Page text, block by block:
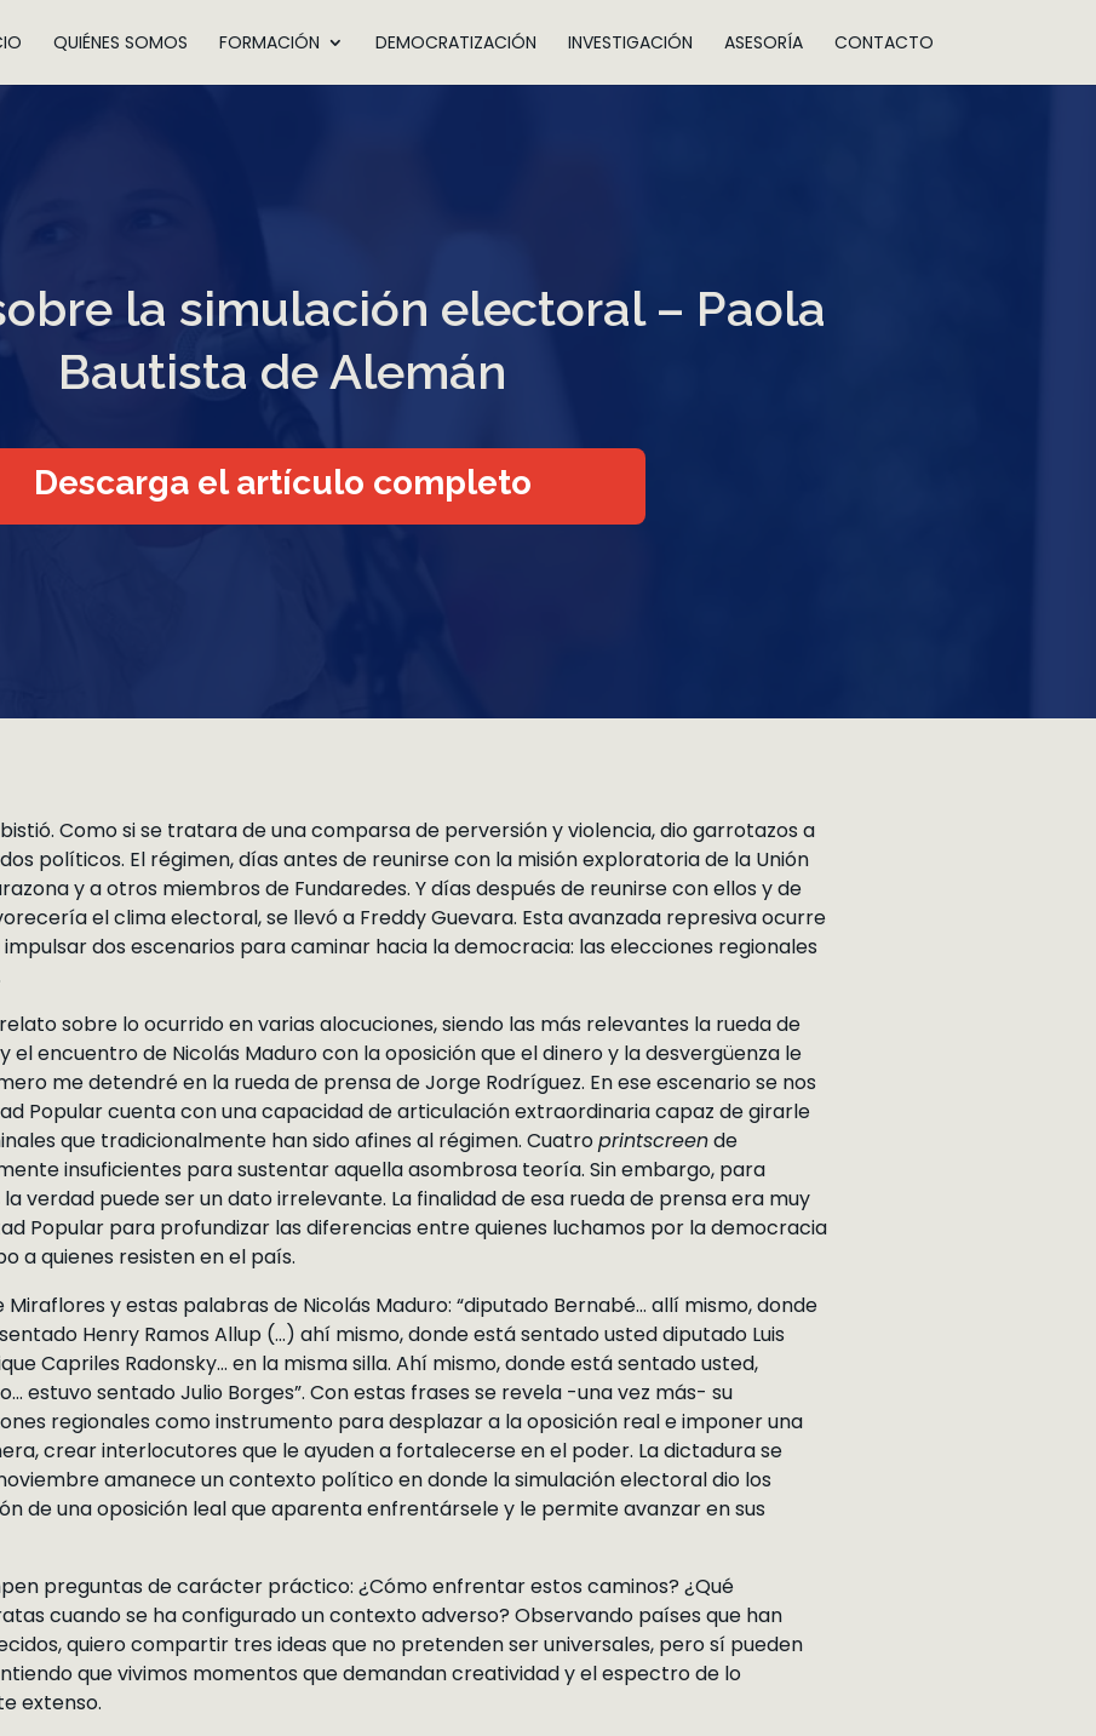
QUIÉNES SOMOS FORMACIÓN DEMOCRATIZACIÓN INVESTIGACIÓN ASESORÍA CONTACTO
la simulación electoral – Paola
Bautista de Alemán
Descarga el artículo completo
Como si se tratara de una comparsa de perversión y violencia, dio garrotazos a
políticos. El régimen, días antes de reunirse con la misión exploratoria de la Unión
y a otros miembros de Fundaredes. Y días después de reunirse con ellos y de
el clima electoral, se llevó a Freddy Guevara. Esta avanzada represiva ocurre
dos escenarios para caminar hacia la democracia: las elecciones regionales
sobre lo ocurrido en varias alocuciones, siendo las más relevantes la rueda de
el encuentro de Nicolás Maduro con la oposición que el dinero y la desvergüenza le
me detendré en la rueda de prensa de Jorge Rodríguez. En ese escenario se nos
Popular cuenta con una capacidad de articulación extraordinaria capaz de girarle
que tradicionalmente han sido afines al régimen. Cuatroprintscreende
insuficientes para sustentar aquella asombrosa teoría. Sin embargo, para
verdad puede ser un dato irrelevante. La finalidad de esa rueda de prensa era muy
Popular para profundizar las diferencias entre quienes luchamos por la democracia
a quienes resisten en el país.
y estas palabras de Nicolás Maduro: “diputado Bernabé… allí mismo, donde
Henry Ramos Allup (…) ahí mismo, donde está sentado usted diputado Luis
Capriles Radonsky… en la misma silla. Ahí mismo, donde está sentado usted,
estuvo sentado Julio Borges”. Con estas frases se revela -una vez más- su
regionales como instrumento para desplazar a la oposición real e imponer una
crear interlocutores que le ayuden a fortalecerse en el poder. La dictadura se
amanece un contexto político en donde la simulación electoral dio los
de una oposición leal que aparenta enfrentársele y le permite avanzar en sus
preguntas de carácter práctico: ¿Cómo enfrentar estos caminos? ¿Qué
cuando se ha configurado un contexto adverso? Observando países que han
quiero compartir tres ideas que no pretenden ser universales, pero sí pueden
que vivimos momentos que demandan creatividad y el espectro de lo
extenso.